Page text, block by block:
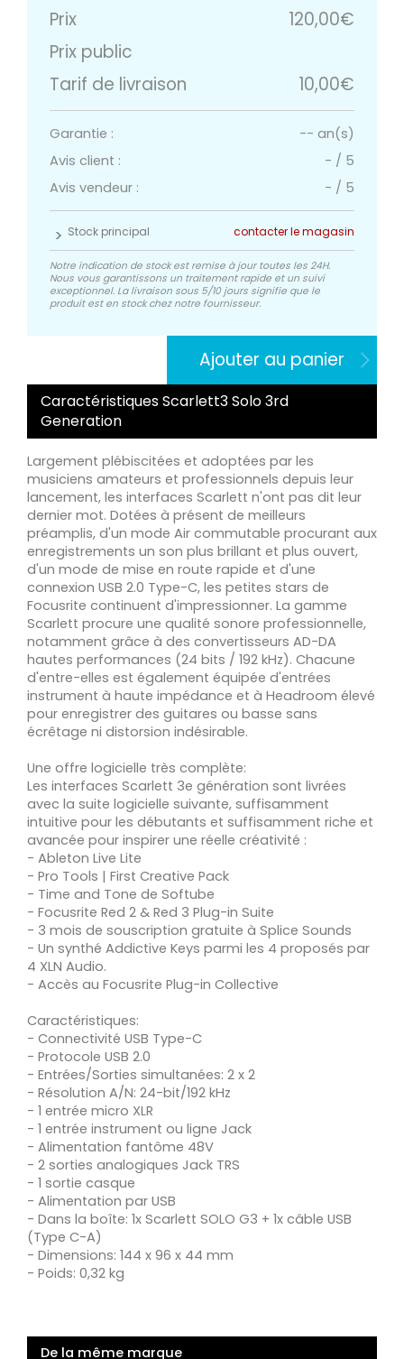
Prix
120,00€
Prix public
Tarif de livraison
10,00€
Garantie :
-- an(s)
Avis client :
- / 5
Avis vendeur :
- / 5
Stock principal contacter le magasin
Notre indication de stock est remise à jour toutes les 24H.
Nous vous garantissons un traitement rapide et un suivi
exceptionnel. La livraison sous 5/10 jours signifie que le
produit est en stock chez notre fournisseur.
Ajouter au panier
Caractéristiques Scarlett3 Solo 3rd
Generation
Largement plébiscitées et adoptées par les
musiciens amateurs et professionnels depuis leur
lancement, les interfaces Scarlett n'ont pas dit leur
dernier mot. Dotées à présent de meilleurs
préamplis, d'un mode Air commutable procurant aux
enregistrements un son plus brillant et plus ouvert,
d'un mode de mise en route rapide et d'une
connexion USB 2.0 Type-C, les petites stars de
Focusrite continuent d'impressionner. La gamme
Scarlett procure une qualité sonore professionnelle,
notamment grâce à des convertisseurs AD-DA
hautes performances (24 bits / 192 kHz). Chacune
d'entre-elles est également équipée d'entrées
instrument à haute impédance et à Headroom élevé
pour enregistrer des guitares ou basse sans
écrêtage ni distorsion indésirable.
Une offre logicielle très complète:
Les interfaces Scarlett 3e génération sont livrées
avec la suite logicielle suivante, suffisamment
intuitive pour les débutants et suffisamment riche et
avancée pour inspirer une réelle créativité :
- Ableton Live Lite
- Pro Tools | First Creative Pack
- Time and Tone de Softube
- Focusrite Red 2 & Red 3 Plug-in Suite
- 3 mois de souscription gratuite à Splice Sounds
- Un synthé Addictive Keys parmi les 4 proposés par
4 XLN Audio.
- Accès au Focusrite Plug-in Collective
Caractéristiques:
- Connectivité USB Type-C
- Protocole USB 2.0
- Entrées/Sorties simultanées: 2 x 2
- Résolution A/N: 24-bit/192 kHz
- 1 entrée micro XLR
- 1 entrée instrument ou ligne Jack
- Alimentation fantôme 48V
- 2 sorties analogiques Jack TRS
- 1 sortie casque
- Alimentation par USB
- Dans la boîte: 1x Scarlett SOLO G3 + 1x câble USB
(Type C-A)
- Dimensions: 144 x 96 x 44 mm
- Poids: 0,32 kg
De la même marque